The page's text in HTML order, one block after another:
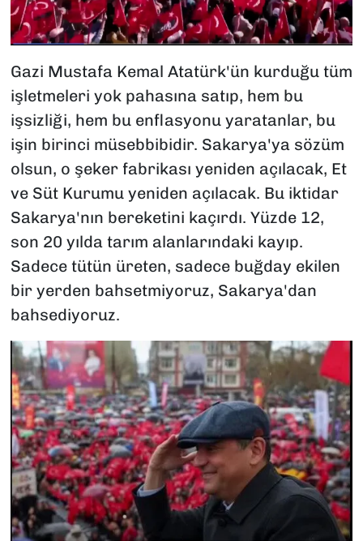
Gazi Mustafa Kemal Atatürk'ün kurduğu tüm
işletmeleri yok pahasına satıp, hem bu
işsizliği, hem bu enflasyonu yaratanlar, bu
işin birinci müsebbibidir. Sakarya'ya sözüm
olsun, o şeker fabrikası yeniden açılacak, Et
ve Süt Kurumu yeniden açılacak. Bu iktidar
Sakarya'nın bereketini kaçırdı. Yüzde 12,
son 20 yılda tarım alanlarındaki kayıp.
Sadece tütün üreten, sadece buğday ekilen
bir yerden bahsetmiyoruz, Sakarya'dan
bahsediyoruz.